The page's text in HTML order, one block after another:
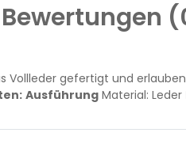
Bewertungen (
Vollleder gefertigt und
Ausführung Material: Leder